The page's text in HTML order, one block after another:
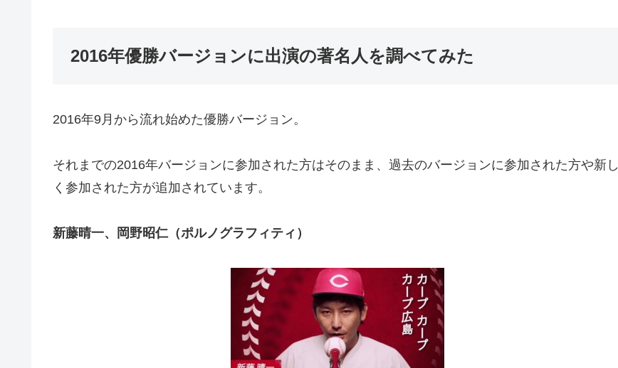
2016年優勝バージョンに出演の著名人を調べてみた
2016年9月から流れ始めた優勝バージョン。
それまでの2016年バージョンに参加された方はそのまま、過去のバージョンに参加された方や新し
く参加された方が追加されています。
新藤晴一、岡野昭仁（ポルノグラフィティ）